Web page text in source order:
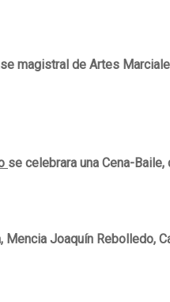
magistral de Artes
se celebrara una Cena-
Joaquín Rebolledo,